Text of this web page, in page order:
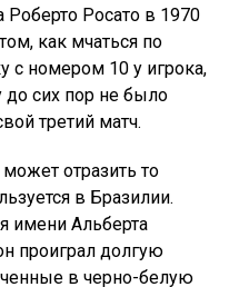
Роберто Росато в 1970
как мчаться по
с номером 10 у игрока,
до сих пор не было
третий матч.
отразить то
в Бразилии.
имени Альберта
проиграл долгую
в черно-белую